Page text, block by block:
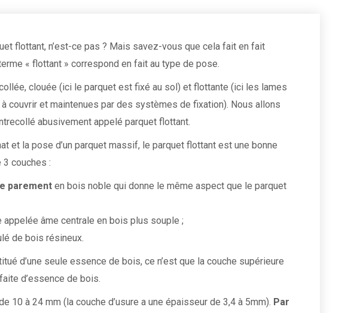
flottant, n’est-ce pas ? Mais savez-vous que cela fait en fait
« flottant » correspond en fait au type de pose.
clouée (ici le parquet est fixé au sol) et flottante (ici les lames
couvrir et maintenues par des systèmes de fixation). Nous allons
abusivement appelé parquet flottant.
et la pose d’un parquet massif, le parquet flottant est une bonne
couches :
parementen bois noble qui donne le même aspect que le parquet
appelée âme centrale en bois plus souple ;
de bois résineux.
d’une seule essence de bois, ce n’est que la couche supérieure
d’essence de bois.
10 à 24 mm (la couche d’usure a une épaisseur de 3,4 à 5mm). Par